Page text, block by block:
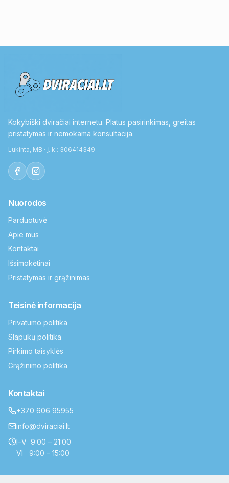
Kokybiški dviračiai internetu. Platus pasirinkimas, greitas
pristatymas ir nemokama konsultacija.
Lukinta, MB · Į. k.: 306414349
Nuorodos
Parduotuvė
Apie mus
Kontaktai
Išsimokėtinai
Pristatymas ir grąžinimas
Teisinė informacija
Privatumo politika
Slapukų politika
Pirkimo taisyklės
Grąžinimo politika
Kontaktai
+370 606 95955
info@dviraciai.lt
I–V 9:00 – 21:00
VI 9:00 – 15:00